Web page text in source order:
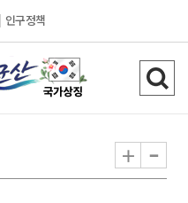
인구정책
검
색
기
+ -